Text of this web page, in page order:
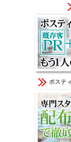
ポステ